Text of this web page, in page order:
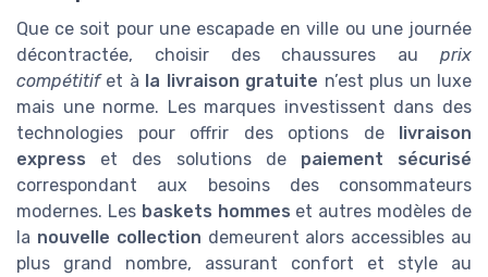
Que ce soit pour une escapade en ville ou une journée
décontractée, choisir des chaussures au prix
compétitifet à la livraison gratuite n’est plus un luxe
mais une norme. Les marques investissent dans des
technologies pour offrir des options de livraison
express et des solutions de paiement sécurisé
correspondant aux besoins des consommateurs
modernes. Les baskets hommes et autres modèles de
la nouvelle collection demeurent alors accessibles au
plus grand nombre, assurant confort et style au